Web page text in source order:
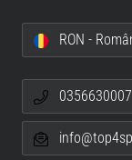
RON -
0356630007